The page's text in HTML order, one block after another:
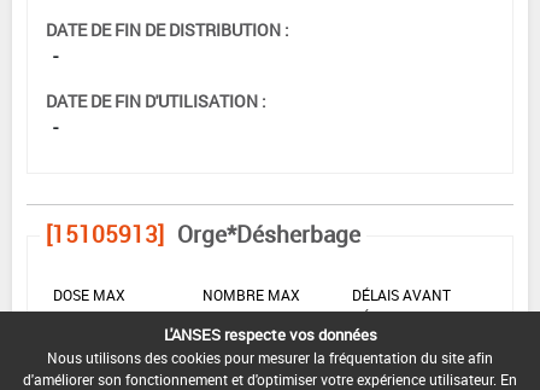
DATE DE FIN DE DISTRIBUTION :
-
DATE DE FIN D'UTILISATION :
-
[15105913] Orge*Désherbage
DOSE MAX
D'EMPLOI
NOMBRE MAX
D'APPLICATION
DÉLAIS AVANT
RÉCOLTE
4 L/ha - -
L'ANSES respecte vos données
Nous utilisons des cookies pour mesurer la fréquentation du site afin
d'améliorer son fonctionnement et d'optimiser votre expérience utilisateur. En